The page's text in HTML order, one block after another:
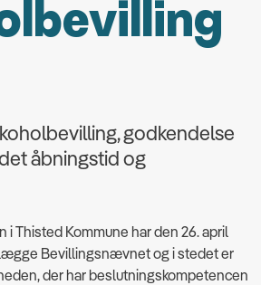
godkendelse
åbningstid og
i Thisted Kommune har den 26. april
Bevillingsnævnet og i stedet er
der har beslutningskompetencen